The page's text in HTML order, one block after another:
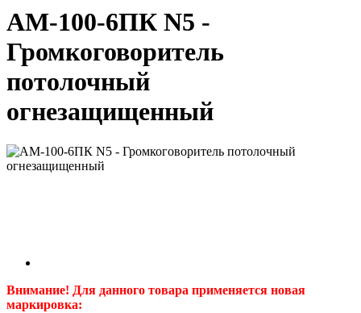
АМ-100-6ПК N5 -
Громкоговоритель
потолочный
огнезащищенный
Внимание! Для данного товара применяется новая
маркировка: